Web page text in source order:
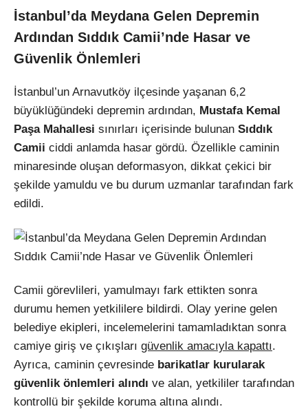
Instagram
Youtube
İstanbul’da Meydana Gelen Depremin
Ardından Sıddık Camii’nde Hasar ve
Güvenlik Önlemleri
İstanbul’un Arnavutköy ilçesinde yaşanan 6,2
büyüklüğündeki depremin ardından, Mustafa Kemal
Paşa Mahallesi sınırları içerisinde bulunan Sıddık
Camii ciddi anlamda hasar gördü. Özellikle caminin
minaresinde oluşan deformasyon, dikkat çekici bir
şekilde yamuldu ve bu durum uzmanlar tarafından fark
edildi.
Camii görevlileri, yamulmayı fark ettikten sonra
durumu hemen yetkililere bildirdi. Olay yerine gelen
belediye ekipleri, incelemelerini tamamladıktan sonra
camiye giriş ve çıkışları güvenlik amacıyla kapattı.
Ayrıca, caminin çevresinde barikatlar kurularak
güvenlik önlemleri alındı ve alan, yetkililer tarafından
kontrollü bir şekilde koruma altına alındı.